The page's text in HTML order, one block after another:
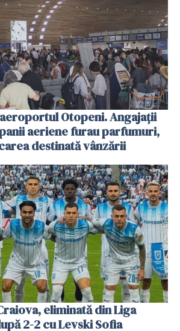
Otopeni. Angajații
aeriene furau parfumuri,
destinată vânzării
eliminată din Liga
2-2 cu Levski Sofia